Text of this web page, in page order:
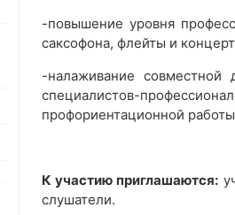
-повышение уровня
саксофона, флейты и
-налаживание совместной
специалистов-
профориентационной
К участию приглашаются:
слушатели.